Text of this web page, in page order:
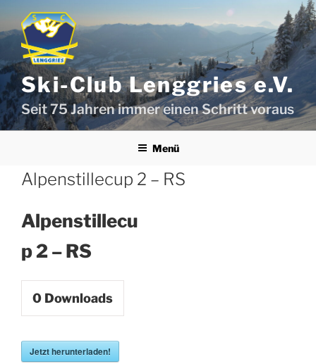
Inhalt
springen
Ski-Club Lenggries e.V.
Seit 75 Jahren immer einen Schritt voraus
Menü
Alpenstillecup 2 – RS
Alpenstillecu
p 2 – RS
0 Downloads
Jetzt herunterladen!